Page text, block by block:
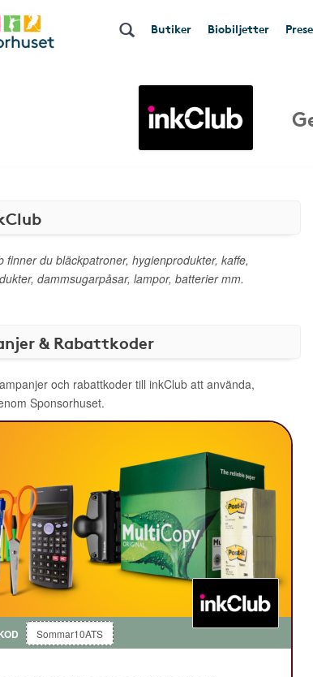
Butiker Biobiljetter
finner du bläckpatroner, hygienprodukter, kaffe,
dammsugarpåsar, lampor, batterier mm.
& Rabattkoder
och rabattkoder till inkClub att använda,
Sponsorhuset.
Sommar10ATS